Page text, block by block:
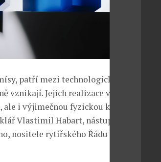
patří mezi technologicky
vznikají. Jejich realizace vyžaduje
i výjimečnou fyzickou kondici.
Vlastimil Habart, nástupce
nositele rytířského Řádu umění